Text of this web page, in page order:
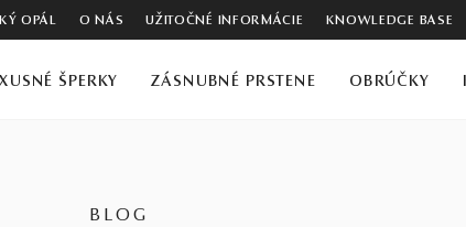
OPÁL O NÁS UŽITOČNÉ INFORMÁCIE KNOWLEDGE BASE
ŠPERKY ZÁSNUBNÉ PRSTENE OBRÚČKY
BLOG